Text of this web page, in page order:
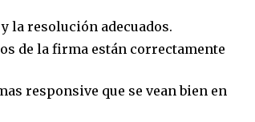
la resolución adecuados.
de la firma están correctamente
responsive que se vean bien en